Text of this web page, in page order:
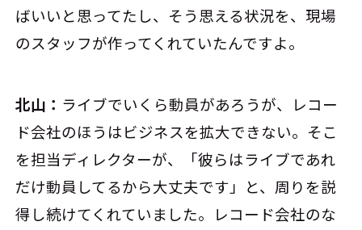
ばいいと思ってたし、そう思える状況を、現場
のスタッフが作ってくれていたんですよ。
北山： ライブでいくら動員があろうが、レコー
ド会社のほうはビジネスを拡大できない。そこ
を担当ディレクターが、「彼らはライブであれ
だけ動員してるから大丈夫です」と、周りを説
得し続けてくれていました。レコード会社のな